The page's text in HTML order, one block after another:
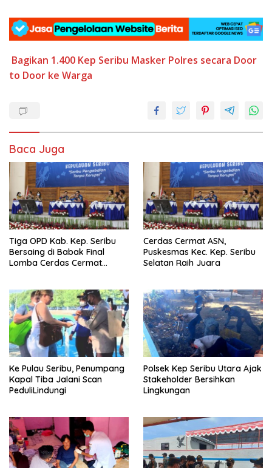
Bagikan 1.400 Kep Seribu Masker Polres secara Door
to Door ke Warga
Baca Juga
Tiga OPD Kab. Kep. Seribu
Bersaing di Babak Final
Lomba Cerdas Cermat
Cerdas Cermat ASN,
Puskesmas Kec. Kep. Seribu
Selatan Raih Juara
Ke Pulau Seribu, Penumpang
Kapal Tiba Jalani Scan
PeduliLindungi
Polsek Kep Seribu Utara Ajak
Stakeholder Bersihkan
Lingkungan